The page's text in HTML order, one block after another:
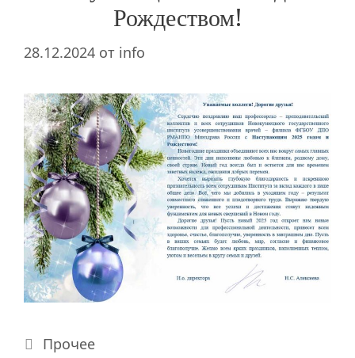
Рождеством!
28.12.2024 от info
Рубрики
Прочее